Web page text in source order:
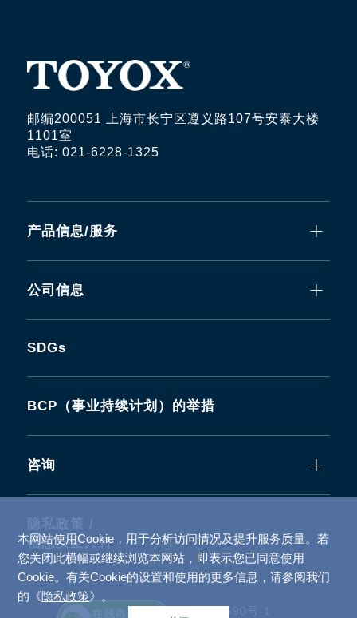
本网站使用Cookie，用于分析访问情况及提升服务质量。若
您关闭此横幅或继续浏览本网站，即表示您已同意使用
Cookie。有关Cookie的设置和使用的更多信息，请参阅我们
的《隐私政策》。
邮编200051 上海市长宁区遵义路107号安泰大楼
1101室
电话: 021-6228-1325
产品信息/服务
公司信息
SDGs
BCP（事业持续计划）的举措
咨询
隐私政策 /
信息安全方针
备案号： 沪ICP备2022026590号-1
在线咨询